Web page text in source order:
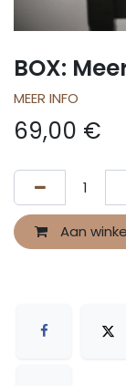
BOX:
MEER INFO
69,00 €
Aan